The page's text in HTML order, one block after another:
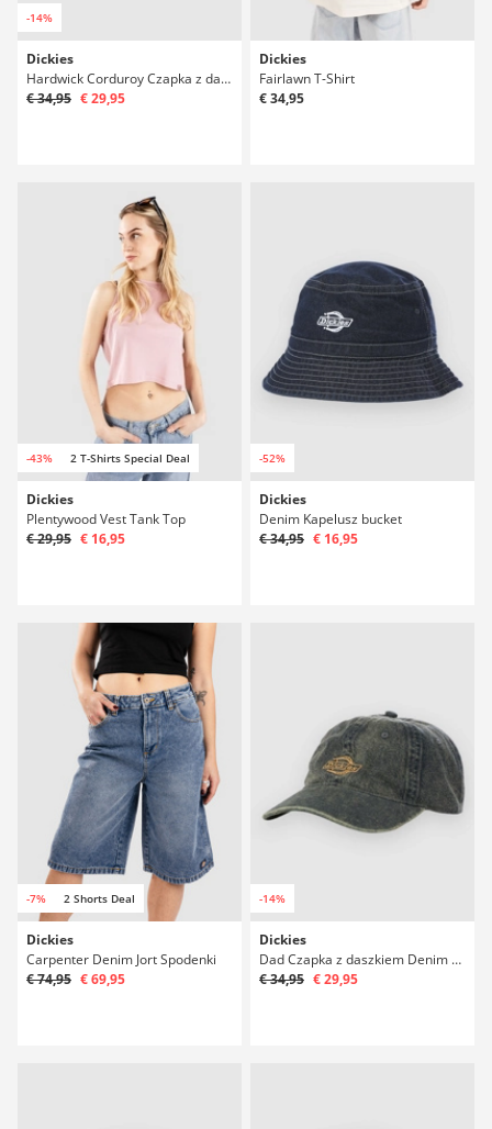
-14%
Dickies
Hardwick Corduroy Czapka z daszkiem
€ 34,95 € 29,95
Dickies
Fairlawn T-Shirt
€ 34,95
-43% 2 T-Shirts Special Deal
Dickies
Plentywood Vest Tank Top
€ 29,95 € 16,95
-52%
Dickies
Denim Kapelusz bucket
€ 34,95 € 16,95
-7% 2 Shorts Deal
Dickies
Carpenter Denim Jort Spodenki
€ 74,95 € 69,95
-14%
Dickies
Dad Czapka z daszkiem Denim Czapka z daszkiem
€ 34,95 € 29,95